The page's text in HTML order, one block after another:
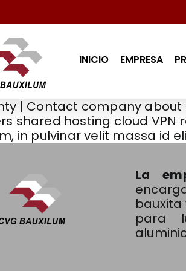
INICIO EMPRESA
| Contact company
shared hosting cloud VPN
in pulvinar velit massa id
La
para